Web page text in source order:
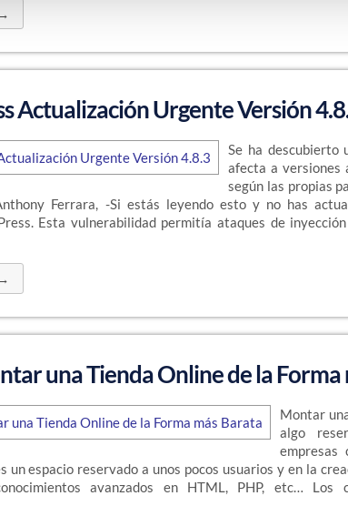
Actualización Urgente Versión
Se ha descubierto
afecta a versiones
según las propias
Ferrara, -Si estás leyendo esto y no has
Esta vulnerabilidad permitía ataques de
una Tienda Online de la Forma
Montar
algo
empresas
un espacio reservado a unos pocos usuarios y en la
avanzados en HTML, PHP, etc… Los